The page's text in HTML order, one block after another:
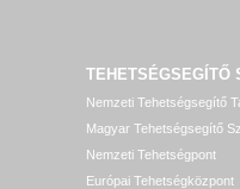
TEHETSÉGSEGÍTŐ
Nemzeti Tehetségsegítő
Magyar Tehetségsegítő
Nemzeti Tehetségpont
Európai Tehetségközpont